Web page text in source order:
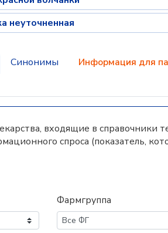
неуточненная
Синонимы Информация для
входящие в справочники
спроса (показатель,
Фармгруппа